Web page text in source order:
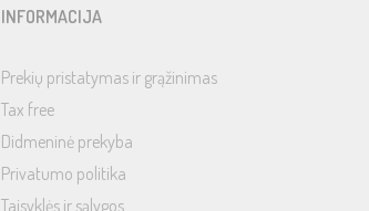
INFORMACIJA
Prekių pristatymas ir grąžinimas
Tax free
Didmeninė prekyba
Privatumo politika
Taisyklės ir sąlygos